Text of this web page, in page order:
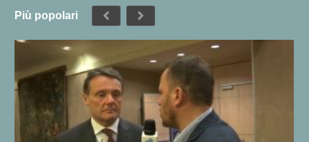
Più popolari